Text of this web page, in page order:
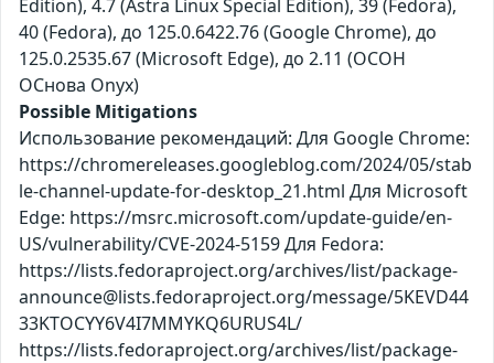
Edition), 4.7 (Astra Linux Special Edition), 39 (Fedora),
40 (Fedora), до 125.0.6422.76 (Google Chrome), до
125.0.2535.67 (Microsoft Edge), до 2.11 (ОСОН
ОСнова Оnyx)
Possible Mitigations
Использование рекомендаций: Для Google Chrome:
https://chromereleases.googleblog.com/2024/05/stab
le-channel-update-for-desktop_21.html Для Microsoft
Edge: https://msrc.microsoft.com/update-guide/en-
US/vulnerability/CVE-2024-5159 Для Fedora:
https://lists.fedoraproject.org/archives/list/package-
announce@lists.fedoraproject.org/message/5KEVD44
33KTOCYY6V4I7MMYKQ6URUS4L/
https://lists.fedoraproject.org/archives/list/package-